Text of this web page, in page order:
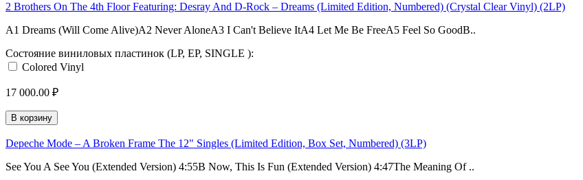
2 Brothers On The 4th Floor Featuring: Desray And D-Rock – Dreams (Limited Edition, Numbered) (Crystal Clear Vinyl) (2LP)
A1 Dreams (Will Come Alive)A2 Never AloneA3 I Can't Believe ItA4 Let Me Be FreeA5 Feel So GoodB..
Состояние виниловых пластинок (LP, EP, SINGLE ):
Colored Vinyl
17 000.00 ₽
В корзину
Depeche Mode – A Broken Frame The 12" Singles (Limited Edition, Box Set, Numbered) (3LP)
See You A See You (Extended Version) 4:55B Now, This Is Fun (Extended Version) 4:47The Meaning Of ..